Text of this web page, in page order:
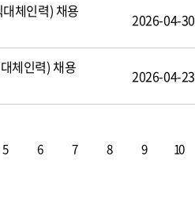
체인력) 채용
2026-04-30
체인력) 채용
2026-04-23
5 6 7 8 9 10